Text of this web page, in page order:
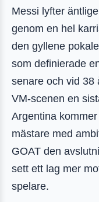
Messi lyfter
genom en hel
den gyllene
som definierade
senare och vid 38
VM-scenen en
Argentina
mästare med
GOAT den
sett ett lag mer
spelare.